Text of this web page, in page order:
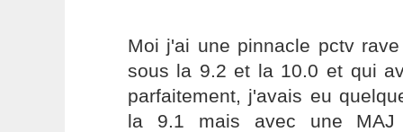
Moi j'ai une pinnacle pctv
sous la 9.2 et la 10.0 et qui
parfaitement, j'avais eu
la 9.1 mais avec une